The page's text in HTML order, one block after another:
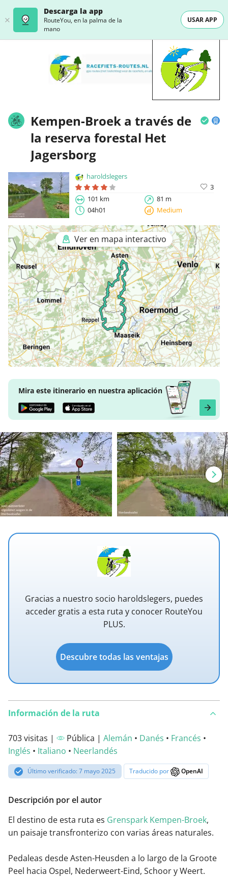
Descarga la app
RouteYou, en la palma de la
mano
USAR APP
Kempen-Broek a través de
la reserva forestal Het
Jagersborg
haroldslegers
3
101 km
81 m
04h01
Medium
Ver en mapa interactivo
Mira este itinerario en nuestra aplicación
Gracias a nuestro socio haroldslegers, puedes
acceder gratis a esta ruta y conocer RouteYou
PLUS.
Descubre todas las ventajas
Información de la ruta
703 visitas | Pública | Alemán • Danés • Francés •
Inglés • Italiano • Neerlandés
Último verificado: 7 mayo 2025 Traducido por OpenAI
Descripción por el autor
El destino de esta ruta es Grenspark Kempen-Broek,
un paisaje transfronterizo con varias áreas naturales.
Pedaleas desde Asten-Heusden a lo largo de la Groote
Peel hacia Ospel, Nederweert-Eind, Schoor y Weert.